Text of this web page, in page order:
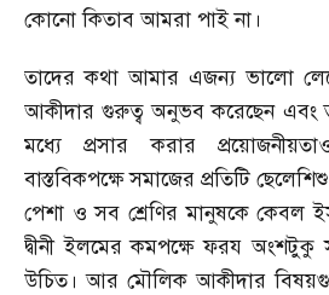
কোনো কিতাব আমরা পাই না।
তাদের কথা আমার এজন্য ভালো
আকীদার গুরুত্ব অনুভব করেছেন এবং
মধ্যে প্রসার করার
বাস্তবিকপক্ষে সমাজের প্রতিটি
পেশা ও সব শ্রেণির মানুষকে কেবল
দ্বীনী ইলমের কমপক্ষে ফরয অংশটুকু
উচিত। আর মৌলিক আকীদার